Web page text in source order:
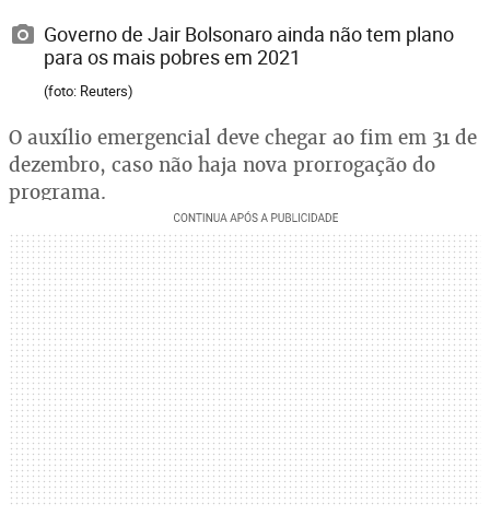
Governo de Jair Bolsonaro ainda não tem plano
para os mais pobres em 2021
(foto: Reuters)
O auxílio emergencial deve chegar ao fim em 31 de
dezembro, caso não haja nova prorrogação do
programa.